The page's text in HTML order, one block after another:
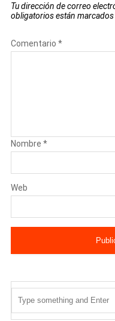
Tu dirección de correo
obligatorios están marcados
Comentario *
Nombre *
Web